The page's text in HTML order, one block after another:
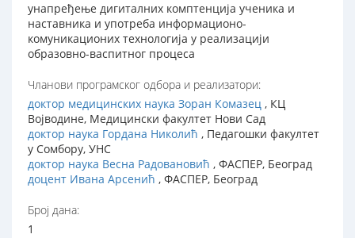
унапређење дигиталних комптенција ученика и
наставника и употреба информационо-
комуникационих технологија у реализацији
образовно-васпитног процеса
Чланови програмског одбора и реализатори:
доктор медицинских наука Зоран Комазец , КЦ
Војводине, Медицински факултет Нови Сад
доктор наука Гордана Николић , Педагошки факултет
у Сомбору, УНС
доктор наука Весна Радовановић , ФАСПЕР, Београд
доцент Ивана Арсенић , ФАСПЕР, Београд
Број дана:
1